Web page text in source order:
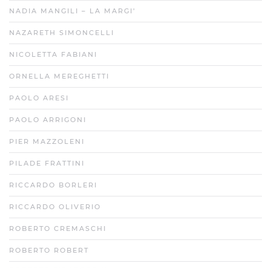
NADIA MANGILI – LA MARGI’
NAZARETH SIMONCELLI
NICOLETTA FABIANI
ORNELLA MEREGHETTI
PAOLO ARESI
PAOLO ARRIGONI
PIER MAZZOLENI
PILADE FRATTINI
RICCARDO BORLERI
RICCARDO OLIVERIO
ROBERTO CREMASCHI
ROBERTO ROBERT